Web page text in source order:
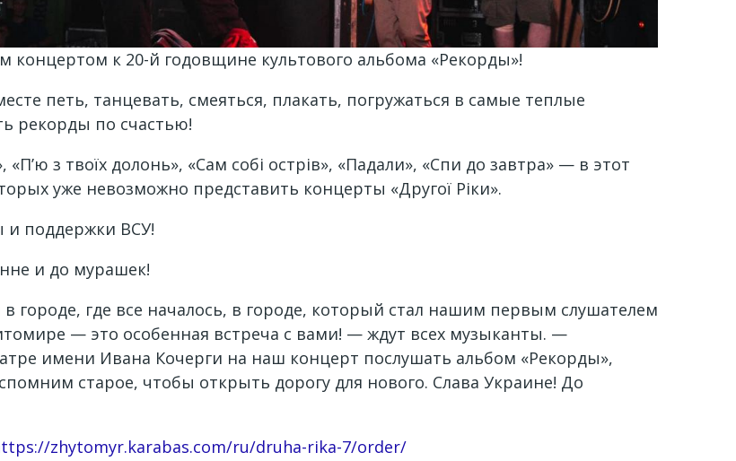
к 20-й годовщине культового альбома «Рекорды»!
петь, танцевать, смеяться, плакать, погружаться в самые теплые
рекорды по счастью!
з твоїх долонь», «Сам собі острів», «Падали», «Спи до завтра» — в этот
уже невозможно представить концерты «Другої Ріки».
и поддержки ВСУ!
и до мурашек!
городе, где все началось, в городе, который стал нашим первым слушателем
— это особенная встреча с вами! — ждут всех музыканты. —
имени Ивана Кочерги на наш концерт послушать альбом «Рекорды»,
старое, чтобы открыть дорогу для нового. Слава Украине! До
zhytomyr.karabas.com/ru/druha-rika-7/order/